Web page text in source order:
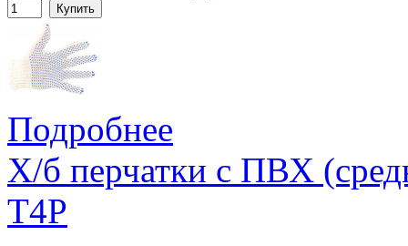
Купить
Подробнее
Х/б перчатки с ПВХ
T4P